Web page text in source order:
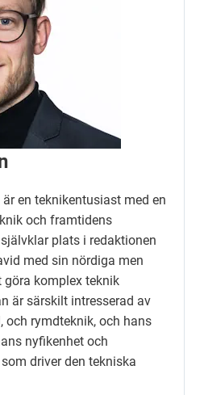
är en teknikentusiast med en
och framtidens
plats i redaktionen
med sin nördiga men
komplex teknik
är särskilt intresserad av
och rymdteknik, och hans
nyfikenhet och
driver den tekniska